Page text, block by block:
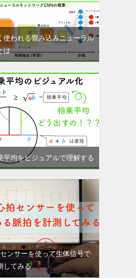
使われる畳み込みニューラル
は
平均をビジュアルで理解する
ンサーを使って生体信号で
してみる